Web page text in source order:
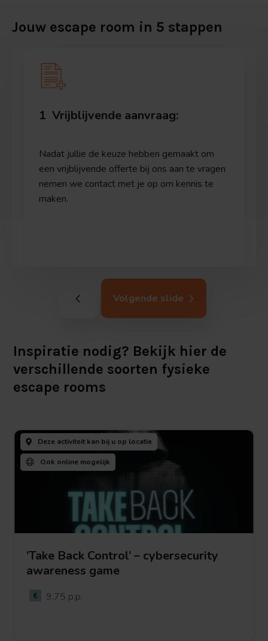
Jouw escape room in 5 stappen
1 Vrijblijvende aanvraag:
Nadat jullie de keuze hebben gemaakt om
een vrijblijvende offerte bij ons aan te vragen
nemen we contact met je op om kennis te
maken.
Volgende slide
Inspiratie nodig? Bekijk hier de
verschillende soorten fysieke
escape rooms
Deze activiteit kan bij u op locatie
Ook online mogelijk
Bekijk deze activiteit
‘Take Back Control’ – cybersecurity
awareness game
9,75 p.p.